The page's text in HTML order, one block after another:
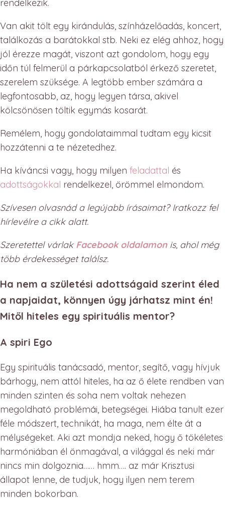
rendelkezik.
Van akit tölt egy kirándulás, színházelőadás, koncert,
találkozás a barátokkal stb. Neki ez elég ahhoz, hogy
jól érezze magát, viszont azt gondolom, hogy egy
időn túl felmerül a párkapcsolatból érkező szeretet,
szerelem szüksége. A legtöbb ember számára a
legfontosabb, az, hogy legyen társa, akivel
kölcsönösen töltik egymás kosarát.
Remélem, hogy gondolataimmal tudtam egy kicsit
hozzátenni a te nézetedhez.
Ha kíváncsi vagy, hogy milyen feladattal és
adottságokkal rendelkezel, örömmel elmondom.
Szívesen olvasnád a legújabb írásaimat? Iratkozz fel
hírlevélre a cikk alatt.
Szeretettel várlak Facebook oldalamonis, ahol még
több érdekességet találsz.
Ha nem a születési adottságaid szerint éled
a napjaidat, könnyen úgy járhatsz mint én!
Mitől hiteles egy spirituális mentor?
A spiri Ego
Egy spirituális tanácsadó, mentor, segítő, vagy hívjuk
bárhogy, nem attól hiteles, ha az ő élete rendben van
minden szinten és soha nem voltak nehezen
megoldható problémái, betegségei. Hiába tanult ezer
féle módszert, technikát, ha maga, nem élte át a
mélységeket. Aki azt mondja neked, hogy ő tökéletes
harmóniában él önmagával, a világgal és neki már
nincs min dolgoznia…… hmm…. az már Krisztusi
állapot lenne, de tudjuk, hogy ilyen nem terem
minden bokorban.